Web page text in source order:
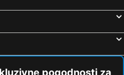
pogodnosti za